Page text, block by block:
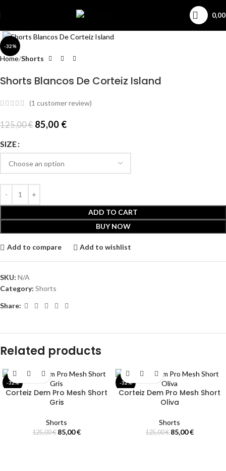
-32%
Home Shorts
Shorts Blancos De Corteiz Island
(1 customer review)
125,00€ 85,00 €
SIZE
ADD TO CART
BUY NOW
Add to compare Add to wishlist
SKU: N/A
Category: Shorts
Share:
Related products
-32%
Corteiz Dem Pro Mesh Short
Gris
Shorts
125,00€ 85,00€
-32%
Corteiz Dem Pro Mesh Short
Oliva
Shorts
125,00€ 85,00€